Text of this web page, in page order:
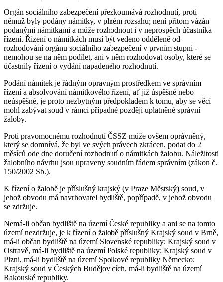
Orgán sociálního zabezpečení přezkoumává rozhodnutí, proti
němuž byly podány námitky, v plném rozsahu; není přitom vázán
podanými námitkami a může rozhodnout i v neprospěch účastníka
řízení. Řízení o námitkách musí být vedeno odděleně od
rozhodování orgánu sociálního zabezpečení v prvním stupni -
nemohou se na něm podílet, ani v něm rozhodovat osoby, které se
účastnily řízení o vydání napadeného rozhodnutí.
Podání námitek je řádným opravným prostředkem ve správním
řízení a absolvování námitkového řízení, ať již úspěšné nebo
neúspěšné, je proto nezbytným předpokladem k tomu, aby se věcí
mohl zabývat soud v rámci případné později uplatněné správní
žaloby.
Proti pravomocnému rozhodnutí ČSSZ může ovšem oprávněný,
který se domnívá, že byl ve svých právech zkrácen, podat do 2
měsíců ode dne doručení rozhodnutí o námitkách žalobu. Náležitosti
žalobního návrhu jsou upraveny soudním řádem správním (zákon č.
150/2002 Sb.).
K řízení o žalobě je příslušný krajský (v Praze Městský) soud, v
jehož obvodu má navrhovatel bydliště, popřípadě, v jehož obvodu
se zdržuje.
Nemá-li občan bydliště na území České republiky a ani se na tomto
území nezdržuje, je k řízení o žalobě příslušný Krajský soud v Brně,
má-li občan bydliště na území Slovenské republiky; Krajský soud v
Ostravě, má-li bydliště na území Polské republiky; Krajský soud v
Plzni, má-li bydliště na území Spolkové republiky Německo;
Krajský soud v Českých Budějovicích, má-li bydliště na území
Rakouské republiky.